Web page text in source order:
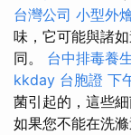
台灣公司 小型外
味，它可能與諸
同。 台中排毒養
kkday 台胞證 下
菌引起的，這些
如果您不能在洗